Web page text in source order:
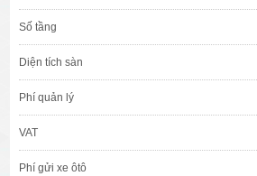
Số tầng
Diện tích sàn
Phí quản lý
VAT
Phí gửi xe ôtô